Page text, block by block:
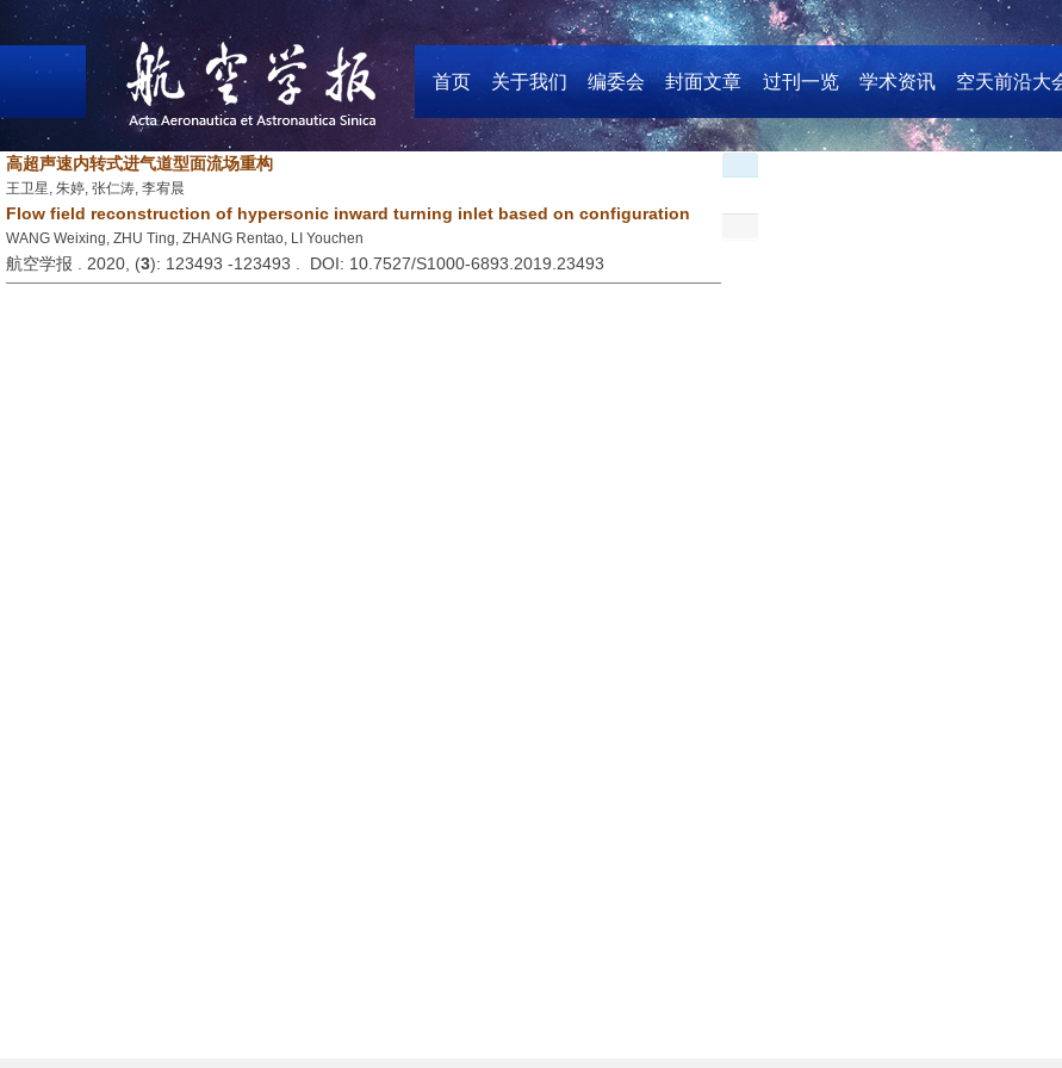
首页 关于我们 编委会 封面文章 过刊一览 学术资讯 空天前沿大
高超声速内转式进气道型面流场重构
王卫星, 朱婷, 张仁涛, 李宥晨
Flow field reconstruction of hypersonic inward turning inlet based on configuration
WANG Weixing, ZHU Ting, ZHANG Rentao, LI Youchen
航空学报 . 2020, (3): 123493 -123493 . DOI: 10.7527/S1000-6893.2019.23493